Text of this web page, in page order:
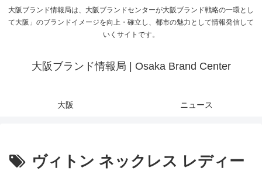
大阪ブランド情報局は、大阪ブランドセンターが大阪ブランド戦略の一環とし
て大阪」のブランドイメージを向上・確立し、都市の魅力として情報発信して
いくサイトです。
大阪ブランド情報局 | Osaka Brand Center
大阪 ニュース
ヴィトン ネックレス レディー